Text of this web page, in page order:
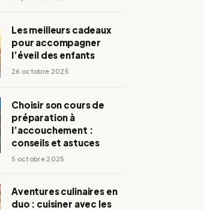
Les meilleurs cadeaux
pour accompagner
l’éveil des enfants
26 octobre 2025
Choisir son cours de
préparation à
l’accouchement :
conseils et astuces
5 octobre 2025
Aventures culinaires en
duo : cuisiner avec les